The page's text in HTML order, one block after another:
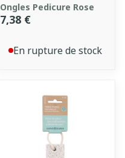
Ongles Pedicure Rose
7,38 €
En rupture de stock